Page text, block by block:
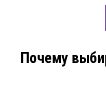
Почему